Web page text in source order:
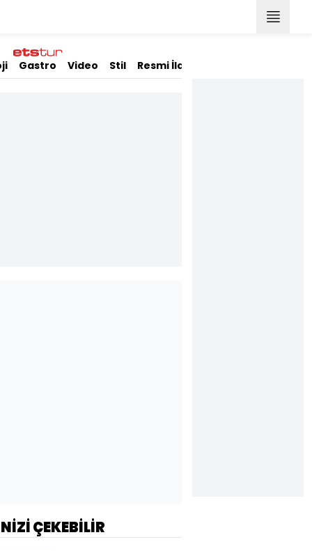
Gastro Video Stil Resmi İlanlar
ÇEKEBİLİR